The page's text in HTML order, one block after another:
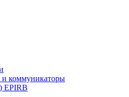
и коммуникаторы
EPIRB